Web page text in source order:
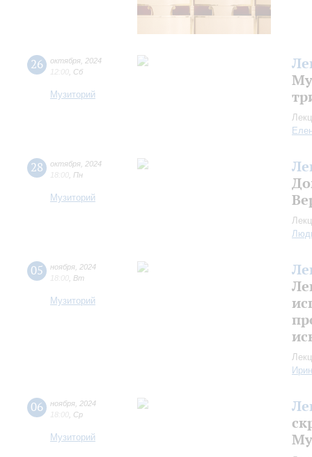
26 октября 2024
12:00 Сб
Музиторий
28 октября 2024
18:00 Пн
Музиторий
05 ноября 2024
18:00 Вт
Музиторий
06 ноября 2024
18:00 Ср
Музиторий